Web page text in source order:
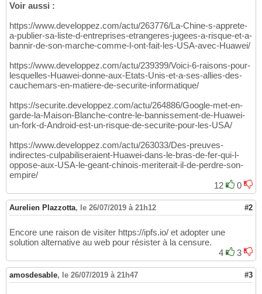
Voir aussi :
https://www.developpez.com/actu/263776/La-Chine-s-apprete-
a-publier-sa-liste-d-entreprises-etrangeres-jugees-a-risque-et-a-
bannir-de-son-marche-comme-l-ont-fait-les-USA-avec-Huawei/
https://www.developpez.com/actu/239399/Voici-6-raisons-pour-
lesquelles-Huawei-donne-aux-Etats-Unis-et-a-ses-allies-des-
cauchemars-en-matiere-de-securite-informatique/
https://securite.developpez.com/actu/264886/Google-met-en-
garde-la-Maison-Blanche-contre-le-bannissement-de-Huawei-
un-fork-d-Android-est-un-risque-de-securite-pour-les-USA/
https://www.developpez.com/actu/263033/Des-preuves-
indirectes-culpabiliseraient-Huawei-dans-le-bras-de-fer-qui-l-
oppose-aux-USA-le-geant-chinois-meriterait-il-de-perdre-son-
empire/
12
0
Aurelien Plazzotta, le 26/07/2019 à 21h12 #2
Encore une raison de visiter https://ipfs.io/ et adopter une
solution alternative au web pour résister à la censure.
4
3
amosdesable, le 26/07/2019 à 21h47 #3